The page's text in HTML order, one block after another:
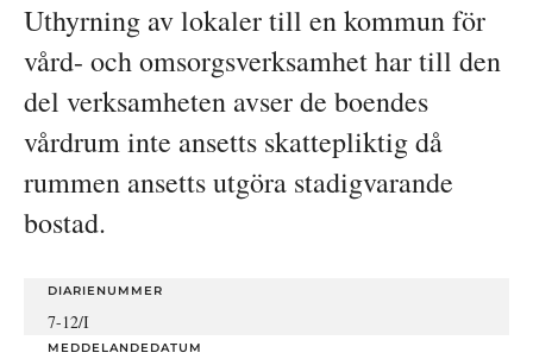
Uthyrning av lokaler till en kommun för
vård- och omsorgsverksamhet har till den
del verksamheten avser de boendes
vårdrum inte ansetts skattepliktig då
rummen ansetts utgöra stadigvarande
bostad.
DIARIENUMMER
7-12/I
MEDDELANDEDATUM